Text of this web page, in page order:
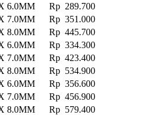
6.0MM
Rp 289.700
7.0MM
Rp 351.000
8.0MM
Rp 445.700
6.0MM
Rp 334.300
7.0MM
Rp 423.400
8.0MM
Rp 534.900
6.0MM
Rp 356.600
7.0MM
Rp 456.900
8.0MM
Rp 579.400